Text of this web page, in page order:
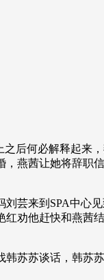
后何必解释起来
燕茜让她将辞职
芸来到SPA中心
劝他赶快和燕茜
苏苏谈话，韩苏